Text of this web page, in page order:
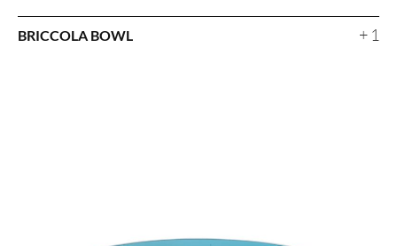
BRICCOLA BOWL + 1